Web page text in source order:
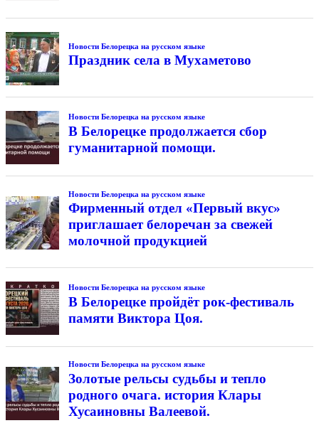
Новости Белорецка на русском языке
Праздник села в Мухаметово
Новости Белорецка на русском языке
В Белорецке продолжается сбор
гуманитарной помощи.
Новости Белорецка на русском языке
Фирменный отдел «Первый вкус»
приглашает белоречан за свежей
молочной продукцией
Новости Белорецка на русском языке
В Белорецке пройдёт рок-фестиваль
памяти Виктора Цоя.
Новости Белорецка на русском языке
Золотые рельсы судьбы и тепло
родного очага. история Клары
Хусаиновны Валеевой.